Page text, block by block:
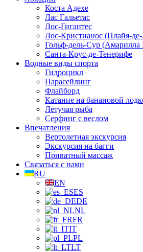
Коста Адехе
Лас Гальетас
Лос-Гигантес
Лос-Кристианос (Плайя-
Гольф-дель-Сур (Амарилла
Санта-Крус-де-Тенерифе
Водные виды спорта
Гидроцикл
Парасейлинг
Флайборд
Катание на банановой
Летучая рыба
Серфинг с веслом
Впечатления
Вертолетная экскурсия
Экскурсия на багги
Приватный массаж
Связаться с нами
RU
EN
ES
DE
NL
FR
IT
PL
LT